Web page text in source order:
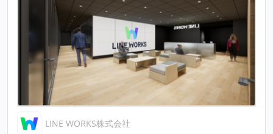
LINE WORKS株式会社